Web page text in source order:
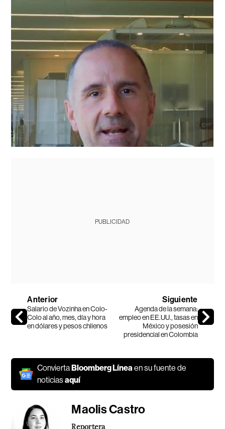
PUBLICIDAD
Anterior
Salario de Vozinha en Colo-
Colo al año, mes, día y hora
en dólares y pesos chilenos
Siguiente
Agenda de la semana:
empleo en EE.UU., tasas en
México y posesión
presidencial en Colombia
ConviertaBloomberg Línea en su fuente de
noticiasaquí
Maolis Castro
Reportera